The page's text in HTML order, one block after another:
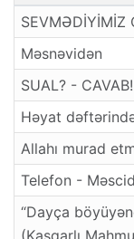
SEVMƏDİYİMİZ
Məsnəvidən
SUAL? - CAVAB!
Həyat
Allahı murad
Telefon -
“Dayça